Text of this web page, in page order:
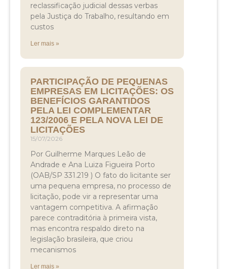
reclassificação judicial dessas verbas
pela Justiça do Trabalho, resultando em
custos
Ler mais »
PARTICIPAÇÃO DE PEQUENAS
EMPRESAS EM LICITAÇÕES: OS
BENEFÍCIOS GARANTIDOS
PELA LEI COMPLEMENTAR
123/2006 E PELA NOVA LEI DE
LICITAÇÕES
15/07/2026
Por Guilherme Marques Leão de
Andrade e Ana Luiza Figueira Porto
(OAB/SP 331.219 ) O fato do licitante ser
uma pequena empresa, no processo de
licitação, pode vir a representar uma
vantagem competitiva. A afirmação
parece contraditória à primeira vista,
mas encontra respaldo direto na
legislação brasileira, que criou
mecanismos
Ler mais »